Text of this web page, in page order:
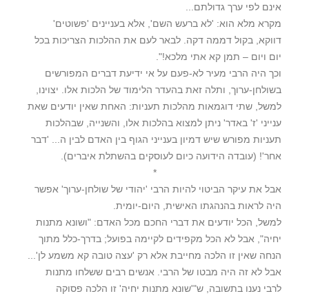
אינם לפי ערך גדולתם...
מקרא מלא הוא: 'לא ברעש השם', אלא בעניינים 'פשוטים'
דווקא, בקול דממה דקה. לבאר לעם את ההלכות הצריכות בכל
יום ויום – תמן קא אתי מלכא!".
וכך היה הרבי מעיר לא-פעם על אי ידיעת דברים המפורשים
בשולחן-ערוך, ותלה זאת בהעדר הלימוד של הלכות אלו. יצוינו,
למשל, שתי דוגמאות מהלכות תעניות: האחת שאין יודעים שאת
ענייני 'ז' באדר' ניתן למצוא בהלכות אלו, והשנייה, שבהלכות
תעניות מפורש שיש דמיון בענייני הגוף בין האדם לבין ה... 'דבר
אחר'! (עובדה הידועה כיום לעוסקים בהשתלת איברים).
*
אבל את עיקר הביטוי להיות הרבי 'יהודי של שולחן-ערוך' אפשר
היה לראות בהנהגתו האישית, היום-יומית.
למשל, הכל יודעים את דברי החכם מכל האדם: "ושונא מתנות
יחיה", אבל לא הכל מקפידים לקיימה בפועל; בדרך-כלל מתוך
הנחה שאין זו הלכה מחייבת אלא רק 'עצה טובה קא משמע לן'...
אבל לא זה היה מבטו של הרבי. אנשים רבים ששלחו מתנות
לרבי נענו בתשובה, ש"'שונא מתנות יחיה' זו הלכה פסוקה